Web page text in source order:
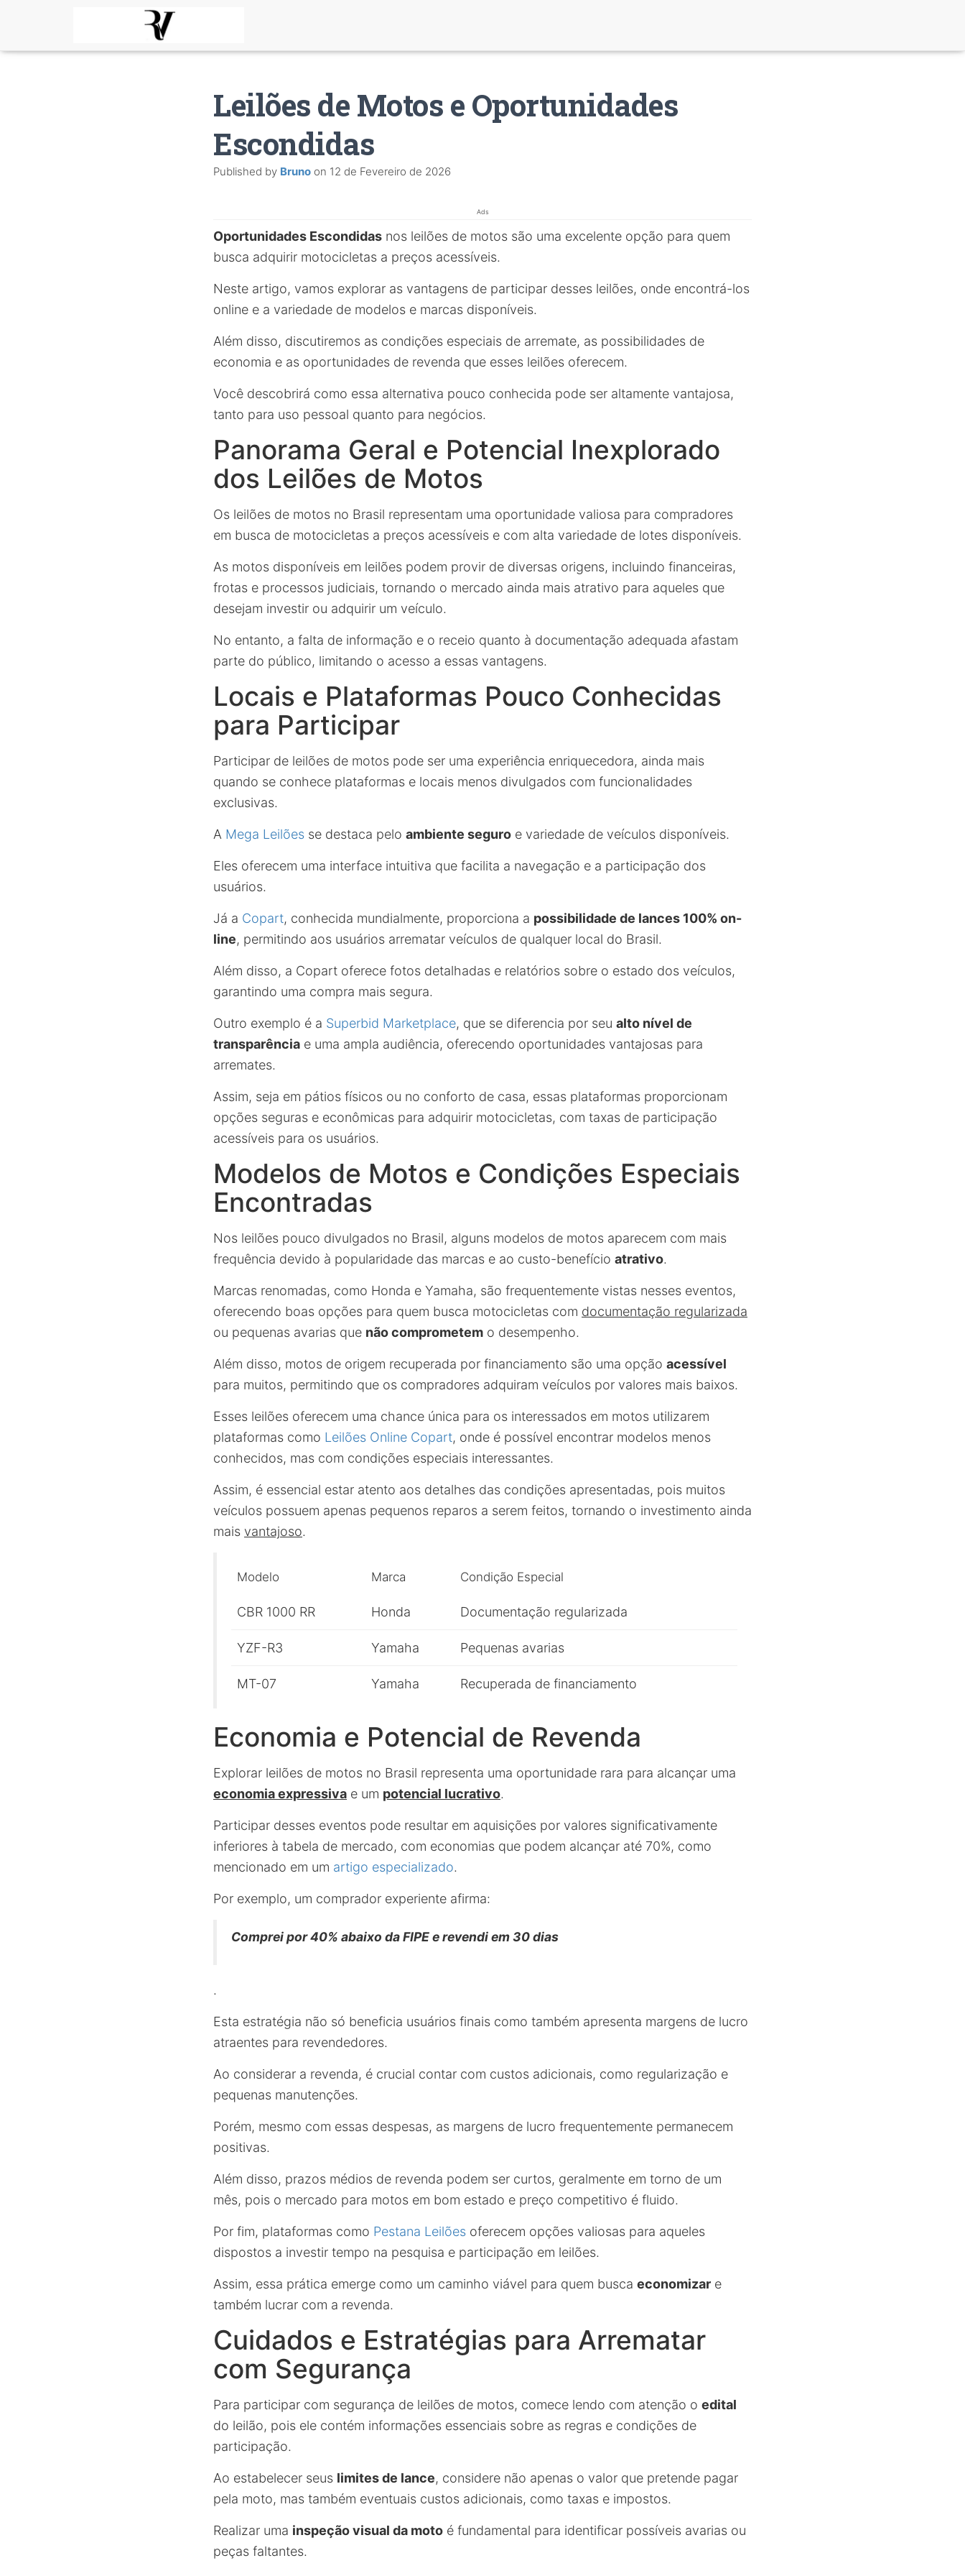
Leilões de Motos e Oportunidades
Escondidas
Published by Bruno on 12 de Fevereiro de 2026
Ads
Oportunidades Escondidas nos leilões de motos são uma excelente opção para quem
busca adquirir motocicletas a preços acessíveis.
Neste artigo, vamos explorar as vantagens de participar desses leilões, onde encontrá-los
online e a variedade de modelos e marcas disponíveis.
Além disso, discutiremos as condições especiais de arremate, as possibilidades de
economia e as oportunidades de revenda que esses leilões oferecem.
Você descobrirá como essa alternativa pouco conhecida pode ser altamente vantajosa,
tanto para uso pessoal quanto para negócios.
Panorama Geral e Potencial Inexplorado
dos Leilões de Motos
Os leilões de motos no Brasil representam uma oportunidade valiosa para compradores
em busca de motocicletas a preços acessíveis e com alta variedade de lotes disponíveis.
As motos disponíveis em leilões podem provir de diversas origens, incluindo financeiras,
frotas e processos judiciais, tornando o mercado ainda mais atrativo para aqueles que
desejam investir ou adquirir um veículo.
No entanto, a falta de informação e o receio quanto à documentação adequada afastam
parte do público, limitando o acesso a essas vantagens.
Locais e Plataformas Pouco Conhecidas
para Participar
Participar de leilões de motos pode ser uma experiência enriquecedora, ainda mais
quando se conhece plataformas e locais menos divulgados com funcionalidades
exclusivas.
A Mega Leilões se destaca pelo ambiente seguro e variedade de veículos disponíveis.
Eles oferecem uma interface intuitiva que facilita a navegação e a participação dos
usuários.
Já a Copart, conhecida mundialmente, proporciona a possibilidade de lances 100% on-
line, permitindo aos usuários arrematar veículos de qualquer local do Brasil.
Além disso, a Copart oferece fotos detalhadas e relatórios sobre o estado dos veículos,
garantindo uma compra mais segura.
Outro exemplo é a Superbid Marketplace, que se diferencia por seu alto nível de
transparência e uma ampla audiência, oferecendo oportunidades vantajosas para
arremates.
Assim, seja em pátios físicos ou no conforto de casa, essas plataformas proporcionam
opções seguras e econômicas para adquirir motocicletas, com taxas de participação
acessíveis para os usuários.
Modelos de Motos e Condições Especiais
Encontradas
Nos leilões pouco divulgados no Brasil, alguns modelos de motos aparecem com mais
frequência devido à popularidade das marcas e ao custo-benefício atrativo.
Marcas renomadas, como Honda e Yamaha, são frequentemente vistas nesses eventos,
oferecendo boas opções para quem busca motocicletas com documentação regularizada
ou pequenas avarias que não comprometem o desempenho.
Além disso, motos de origem recuperada por financiamento são uma opção acessível
para muitos, permitindo que os compradores adquiram veículos por valores mais baixos.
Esses leilões oferecem uma chance única para os interessados em motos utilizarem
plataformas como Leilões Online Copart, onde é possível encontrar modelos menos
conhecidos, mas com condições especiais interessantes.
Assim, é essencial estar atento aos detalhes das condições apresentadas, pois muitos
veículos possuem apenas pequenos reparos a serem feitos, tornando o investimento ainda
mais vantajoso.
Modelo Marca Condição Especial
CBR 1000 RR Honda Documentação regularizada
YZF-R3 Yamaha Pequenas avarias
MT-07 Yamaha Recuperada de financiamento
Economia e Potencial de Revenda
Explorar leilões de motos no Brasil representa uma oportunidade rara para alcançar uma
economia expressiva e um potencial lucrativo.
Participar desses eventos pode resultar em aquisições por valores significativamente
inferiores à tabela de mercado, com economias que podem alcançar até 70%, como
mencionado em um artigo especializado.
Por exemplo, um comprador experiente afirma:
Comprei por 40% abaixo da FIPE e revendi em 30 dias
.
Esta estratégia não só beneficia usuários finais como também apresenta margens de lucro
atraentes para revendedores.
Ao considerar a revenda, é crucial contar com custos adicionais, como regularização e
pequenas manutenções.
Porém, mesmo com essas despesas, as margens de lucro frequentemente permanecem
positivas.
Além disso, prazos médios de revenda podem ser curtos, geralmente em torno de um
mês, pois o mercado para motos em bom estado e preço competitivo é fluido.
Por fim, plataformas como Pestana Leilões oferecem opções valiosas para aqueles
dispostos a investir tempo na pesquisa e participação em leilões.
Assim, essa prática emerge como um caminho viável para quem busca economizar e
também lucrar com a revenda.
Cuidados e Estratégias para Arrematar
com Segurança
Para participar com segurança de leilões de motos, comece lendo com atenção o edital
do leilão, pois ele contém informações essenciais sobre as regras e condições de
participação.
Ao estabelecer seus limites de lance, considere não apenas o valor que pretende pagar
pela moto, mas também eventuais custos adicionais, como taxas e impostos.
Realizar uma inspeção visual da moto é fundamental para identificar possíveis avarias ou
peças faltantes.